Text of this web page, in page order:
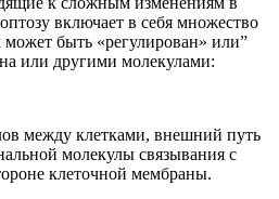
включает в себя множество
быть «регулирован» или”
или другими молекулами:
между клетками, внешний путь
молекулы связывания с
клеточной мембраны.